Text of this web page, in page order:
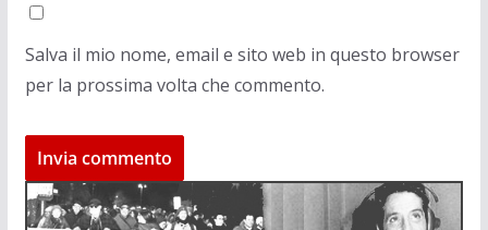
Salva il mio nome, email e sito web in questo browser
per la prossima volta che commento.